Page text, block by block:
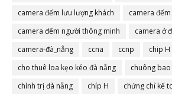
camera đếm lưu lượng khách
camera
camera đếm người thông minh
camera ở
camera-đà_nẵng
ccna ccnp chip H
cho thuê loa kẹo kéo đà nẵng
chuông
chính trị đà nẵng
chíp H chứng chỉ kế